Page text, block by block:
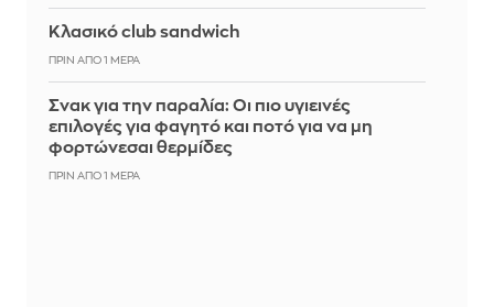
Κλασικό club sandwich
ΠΡΙΝ ΑΠΌ 1 ΜΈΡΑ
Σνακ για την παραλία: Οι πιο υγιεινές
επιλογές για φαγητό και ποτό για να μη
φορτώνεσαι θερμίδες
ΠΡΙΝ ΑΠΌ 1 ΜΈΡΑ